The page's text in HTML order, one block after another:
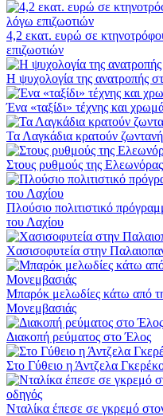
4,2 εκατ. ευρώ σε
επιζωοτιών
Η ψυχολογία της ανατροπής
Ένα «ταξίδι» τέχνης και
Τα Λαγκάδια κρατούν ζωντανή
Στους ρυθμούς της
Πλούσιο πολιτιστικό
του Λαχίου
Χασισοφυτεία στην
Μπαρόκ μελωδίες κάτω από
Μονεμβασιάς
Διακοπή ρεύματος στο Έλος
Στο Γύθειο η Άντζελα
Νταλίκα έπεσε σε γκρεμό